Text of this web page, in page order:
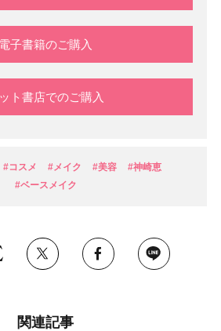
電子書籍のご購入
ト書店でのご購入
#コスメ #メイク #美容
#神崎恵
#ベースメイク
関連記事